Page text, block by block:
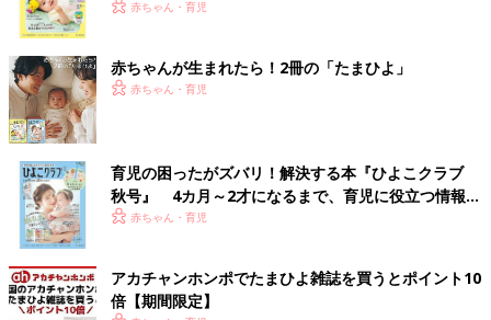
く！ おっぱい・ミルクの基本と夏のトラブル 解決テ
赤ちゃん・育児
赤ちゃんが生まれたら！2冊の「たまひよ」
赤ちゃん・育児
育児の困ったがズバリ！解決する本『ひよこクラブ
秋号』 4カ月～2才になるまで、育児に役立つ情報が
いっぱい！
赤ちゃん・育児
アカチャンホンポでたまひよ雑誌を買うとポイント10
倍【期間限定】